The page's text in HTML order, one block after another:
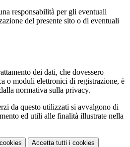
responsabilità per gli eventuali
del presente sito o di eventuali
dei dati, che dovessero
o moduli elettronici di registrazione, è
normativa sulla privacy.
da questo utilizzati si avvalgono di
ed utili alle finalità illustrate nella
Accetta tutti i cookies